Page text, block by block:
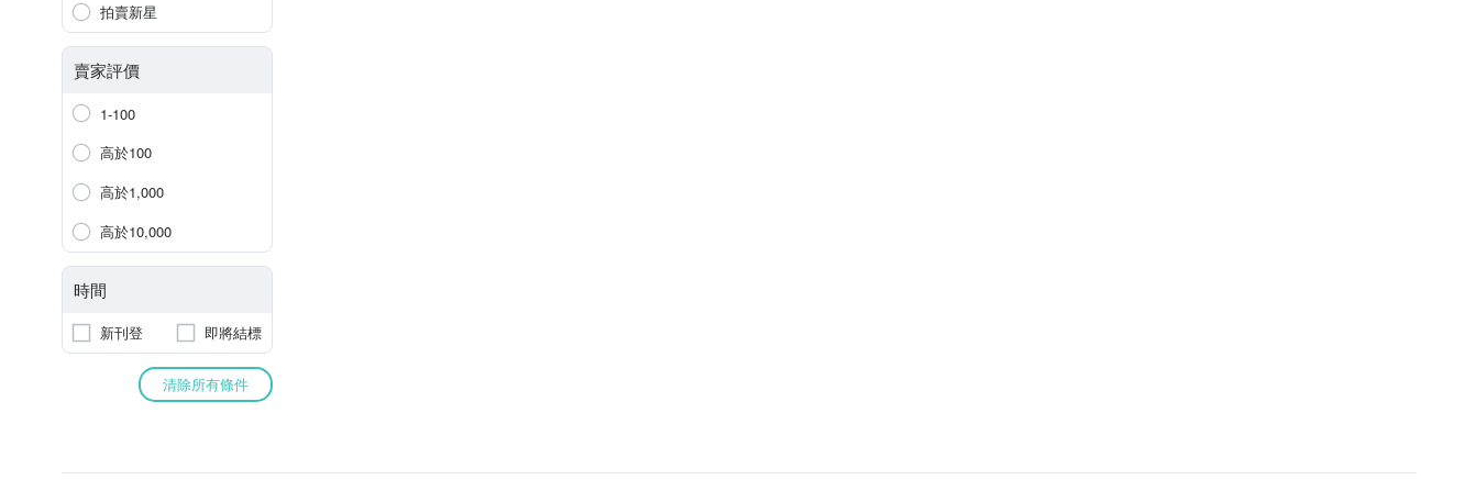
拍賣新星
賣家評價
1-100
高於100
高於1,000
高於10,000
時間
新刊登 即將結標
清除所有條件